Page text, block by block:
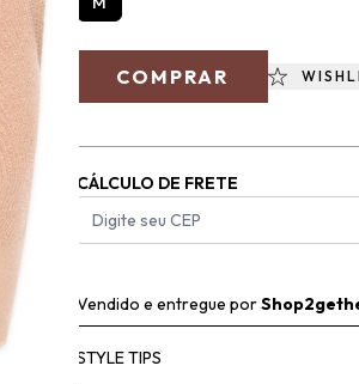
COMPRAR
CÁLCULO DE FRETE
Vendido e entregue por
STYLE TIPS